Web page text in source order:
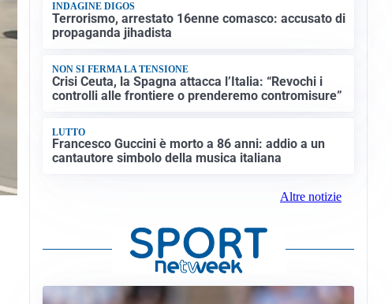
INDAGINE DIGOS
Terrorismo, arrestato 16enne comasco: accusato di
propaganda jihadista
NON SI FERMA LA TENSIONE
Crisi Ceuta, la Spagna attacca l’Italia: “Revochi i
controlli alle frontiere o prenderemo contromisure”
LUTTO
Francesco Guccini è morto a 86 anni: addio a un
cantautore simbolo della musica italiana
Altre notizie